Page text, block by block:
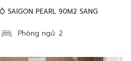
SAIGON PEARL 90M2 SANG
Phòng ngủ: 2